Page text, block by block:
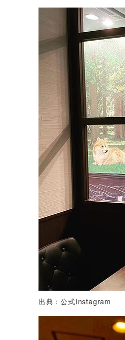
出典：公式Instagram